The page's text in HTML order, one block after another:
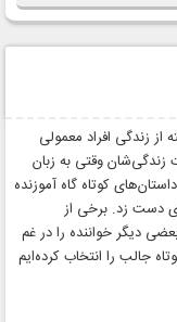
از زندگی افراد معمولی
زندگی‌شان وقتی به زبان
کوتاه گاه آموزنده
دست زد. برخی از
دیگر خواننده را در غم
جالب را انتخاب کرده‌ایم